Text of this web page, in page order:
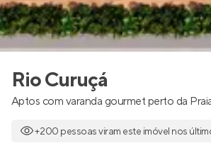
Rio Curuçá
Aptos com varanda gourmet perto da
+200 pessoas viram este imóvel nos